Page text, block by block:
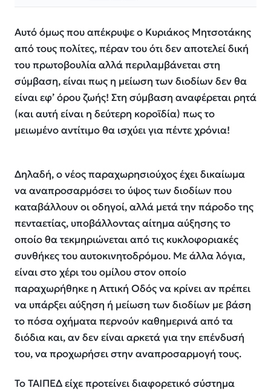
Αυτό όμως που απέκρυψε ο Κυριάκος Μητσοτάκης
από τους πολίτες, πέραν του ότι δεν αποτελεί δική
του πρωτοβουλία αλλά περιλαμβάνεται στη
σύμβαση, είναι πως η μείωση των διοδίων δεν θα
είναι εφ’ όρου ζωής! Στη σύμβαση αναφέρεται ρητά
(και αυτή είναι η δεύτερη κοροϊδία) πως το
μειωμένο αντίτιμο θα ισχύει για πέντε χρόνια!
Δηλαδή, ο νέος παραχωρησιούχος έχει δικαίωμα
να αναπροσαρμόσει το ύψος των διοδίων που
καταβάλλουν οι οδηγοί, αλλά μετά την πάροδο της
πενταετίας, υποβάλλοντας αίτημα αύξησης το
οποίο θα τεκμηριώνεται από τις κυκλοφοριακές
συνθήκες του αυτοκινητοδρόμου. Με άλλα λόγια,
είναι στο χέρι του ομίλου στον οποίο
παραχωρήθηκε η Αττική Οδός να κρίνει αν πρέπει
να υπάρξει αύξηση ή μείωση των διοδίων με βάση
το πόσα οχήματα περνούν καθημερινά από τα
διόδια και, αν δεν είναι αρκετά για την επένδυσή
του, να προχωρήσει στην αναπροσαρμογή τους.
Το ΤΑΙΠΕΔ είχε προτείνει διαφορετικό σύστημα